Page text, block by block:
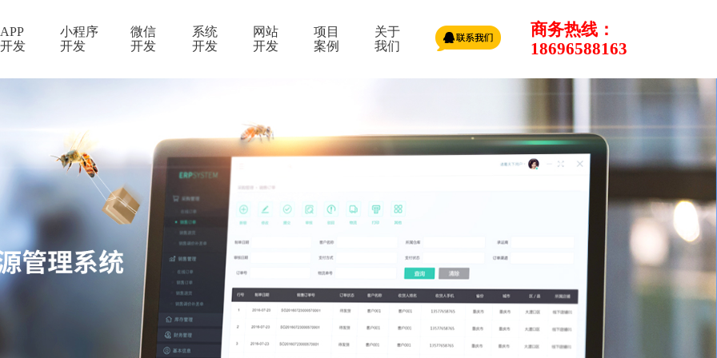
APP
开发
小程序
开发
微信
开发
系统
开发
网站
开发
项目
案例
关于
我们
商务热线：
18696588163